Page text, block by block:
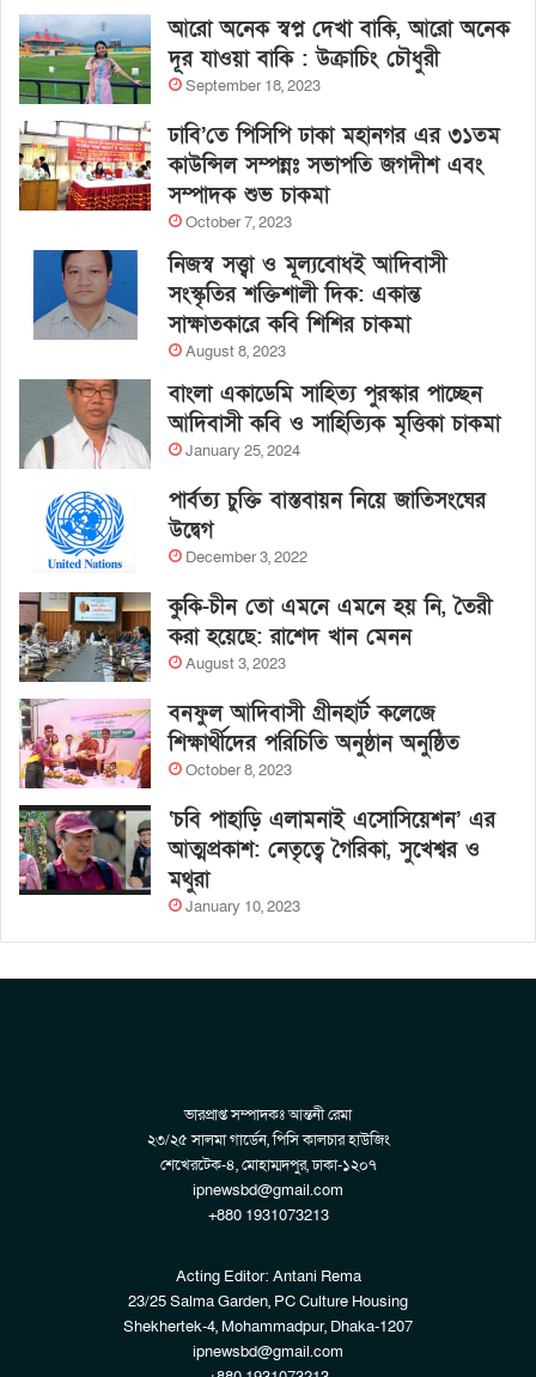
আরো অনেক স্বপ্ন দেখা বাকি, আরো অনেক
দূর যাওয়া বাকি : উক্রাচিং চৌধুরী
September 18, 2023
ঢাবি’তে পিসিপি ঢাকা মহানগর এর ৩১তম
কাউন্সিল সম্পন্নঃ সভাপতি জগদীশ এবং
সম্পাদক শুভ চাকমা
October 7, 2023
নিজস্ব সত্ত্বা ও মূল্যবোধই আদিবাসী
সংস্কৃতির শক্তিশালী দিক: একান্ত
সাক্ষাতকারে কবি শিশির চাকমা
August 8, 2023
বাংলা একাডেমি সাহিত্য পুরস্কার পাচ্ছেন
আদিবাসী কবি ও সাহিত্যিক মৃত্তিকা চাকমা
January 25, 2024
পার্বত্য চুক্তি বাস্তবায়ন নিয়ে জাতিসংঘের
উদ্বেগ
December 3, 2022
কুকি-চীন তো এমনে এমনে হয় নি, তৈরী
করা হয়েছে: রাশেদ খান মেনন
August 3, 2023
বনফুল আদিবাসী গ্রীনহার্ট কলেজে
শিক্ষার্থীদের পরিচিতি অনুষ্ঠান অনুষ্ঠিত
October 8, 2023
‘চবি পাহাড়ি এলামনাই এসোসিয়েশন’ এর
আত্মপ্রকাশ: নেতৃত্বে গৈরিকা, সুখেশ্বর ও
মথুরা
January 10, 2023
ভারপ্রাপ্ত সম্পাদকঃ আন্তনী রেমা
২৩/২৫ সালমা গার্ডেন, পিসি কালচার হাউজিং
শেখেরটেক-৪, মোহাম্মদপুর, ঢাকা-১২০৭
ipnewsbd@gmail.com
+880 1931073213
Acting Editor: Antani Rema
23/25 Salma Garden, PC Culture Housing
Shekhertek-4, Mohammadpur, Dhaka-1207
ipnewsbd@gmail.com